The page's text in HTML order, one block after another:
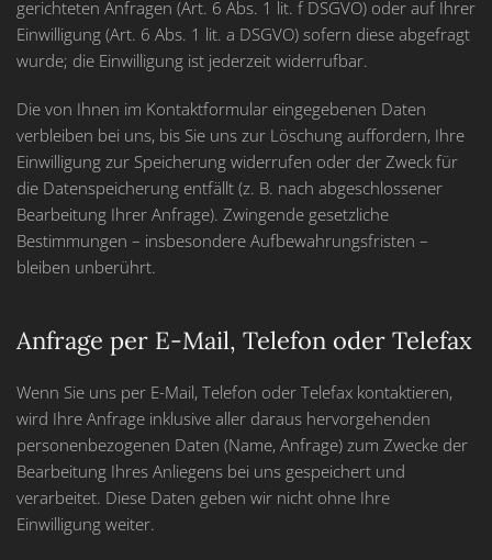
gerichteten Anfragen (Art. 6 Abs. 1 lit. f DSGVO) oder auf Ihrer
Einwilligung (Art. 6 Abs. 1 lit. a DSGVO) sofern diese abgefragt
wurde; die Einwilligung ist jederzeit widerrufbar.
Die von Ihnen im Kontaktformular eingegebenen Daten
verbleiben bei uns, bis Sie uns zur Löschung auffordern, Ihre
Einwilligung zur Speicherung widerrufen oder der Zweck für
die Datenspeicherung entfällt (z. B. nach abgeschlossener
Bearbeitung Ihrer Anfrage). Zwingende gesetzliche
Bestimmungen – insbesondere Aufbewahrungsfristen –
bleiben unberührt.
Anfrage per E-Mail, Telefon oder Telefax
Wenn Sie uns per E-Mail, Telefon oder Telefax kontaktieren,
wird Ihre Anfrage inklusive aller daraus hervorgehenden
personenbezogenen Daten (Name, Anfrage) zum Zwecke der
Bearbeitung Ihres Anliegens bei uns gespeichert und
verarbeitet. Diese Daten geben wir nicht ohne Ihre
Einwilligung weiter.